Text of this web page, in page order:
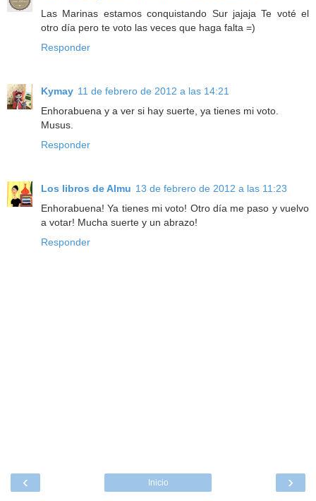
Las Marinas estamos conquistando Sur jajaja Te voté el
otro día pero te voto las veces que haga falta =)
Responder
Kymay 11 de febrero de 2012 a las 14:21
Enhorabuena y a ver si hay suerte, ya tienes mi voto.
Musus.
Responder
Los libros de Almu 13 de febrero de 2012 a las 11:23
Enhorabuena! Ya tienes mi voto! Otro día me paso y vuelvo
a votar! Mucha suerte y un abrazo!
Responder
‹ ›
Inicio